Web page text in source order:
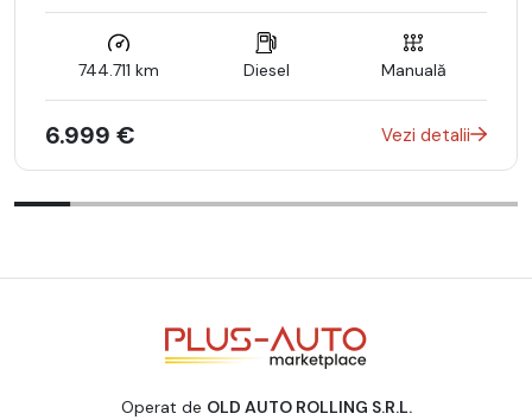
744.711 km Diesel Manuală
6.999 € Vezi detalii
Operat de OLD AUTO ROLLING S.R.L.